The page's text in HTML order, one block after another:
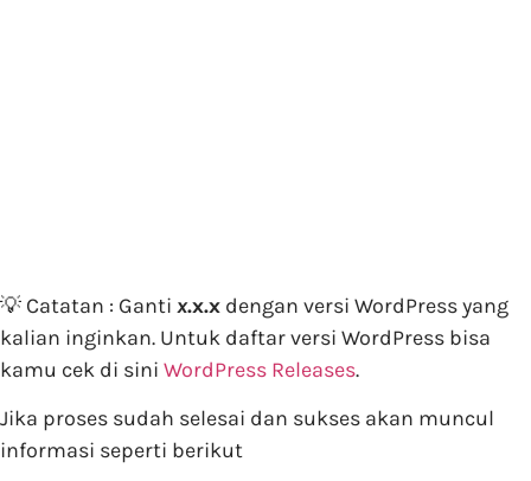
💡 Catatan : Ganti x.x.x dengan versi WordPress yang
kalian inginkan. Untuk daftar versi WordPress bisa
kamu cek di sini WordPress Releases.
Jika proses sudah selesai dan sukses akan muncul
informasi seperti berikut